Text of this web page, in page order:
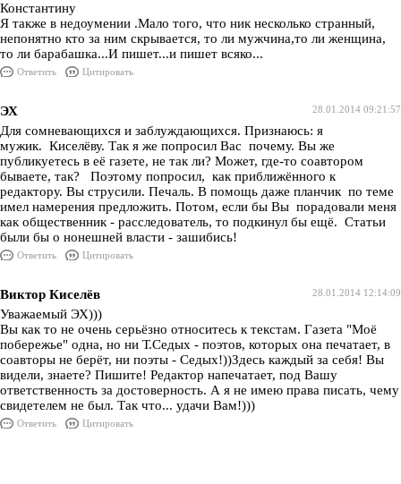
Константину
Я также в недоумении .Мало того, что ник несколько странный,
непонятно кто за ним скрывается, то ли мужчина,то ли женщина,
то ли барабашка...И пишет...и пишет всяко...
Ответить Цитировать
28.01.2014 09:21:57
ЭХ
Для сомневающихся и заблуждающихся. Признаюсь: я
мужик. Киселёву. Так я же попросил Вас почему. Вы же
публикуетесь в её газете, не так ли? Может, где-то соавтором
бываете, так? Поэтому попросил, как приближённого к
редактору. Вы струсили. Печаль. В помощь даже планчик по теме
имел намерения предложить. Потом, если бы Вы порадовали меня
как общественник - расследователь, то подкинул бы ещё. Статьи
были бы о нонешней власти - зашибись!
Ответить Цитировать
28.01.2014 12:14:09
Виктор Киселёв
Уважаемый ЭХ)))
Вы как то не очень серьёзно относитесь к текстам. Газета "Моё
побережье" одна, но ни Т.Седых - поэтов, которых она печатает, в
соавторы не берёт, ни поэты - Седых!))Здесь каждый за себя! Вы
видели, знаете? Пишите! Редактор напечатает, под Вашу
ответственность за достоверность. А я не имею права писать, чему
свидетелем не был. Так что... удачи Вам!)))
Ответить Цитировать